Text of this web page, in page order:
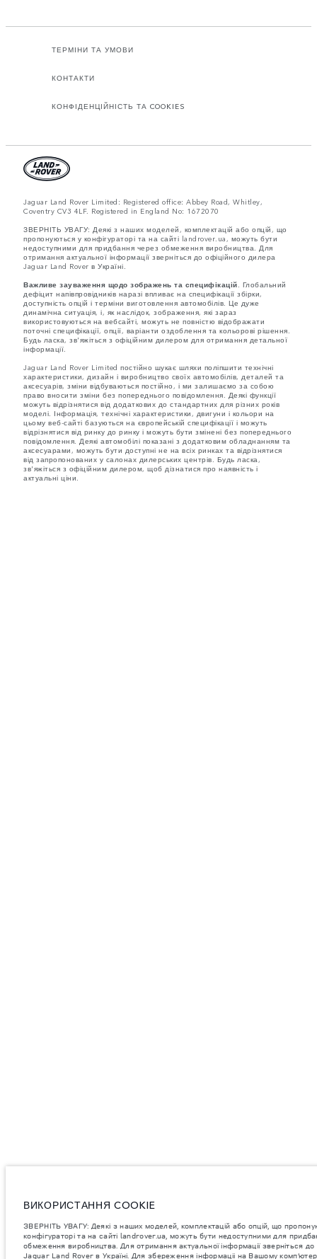
ТЕРМІНИ ТА УМОВИ
КОНТАКТИ
КОНФІДЕНЦІЙНІСТЬ ТА COOKIES
Jaguar Land Rover Limited: Registered office: Abbey Road, Whitley,
Coventry CV3 4LF. Registered in England No: 1672070
ЗВЕРНІТЬ УВАГУ: Деякі з наших моделей, комплектацій або опцій, що
пропонуються у конфігураторі та на сайті landrover.ua, можуть бути
недоступними для придбання через обмеження виробництва. Для
отримання актуальної інформації зверніться до офіційного дилера
Jaguar Land Rover в Україні.
Важливе зауваження щодо зображень та специфікацій. Глобальний
дефіцит напівпровідників наразі впливає на специфікації збірки,
доступність опцій і терміни виготовлення автомобілів. Це дуже
динамічна ситуація, і, як наслідок, зображення, які зараз
використовуються на вебсайті, можуть не повністю відображати
поточні специфікації, опції, варіанти оздоблення та кольорові рішення.
Будь ласка, зв'яжіться з офіційним дилером для отримання детальної
інформації.
Jaguar Land Rover Limited постійно шукає шляхи поліпшити технічні
характеристики, дизайн і виробництво своїх автомобілів, деталей та
аксесуарів, зміни відбуваються постійно, і ми залишаємо за собою
право вносити зміни без попереднього повідомлення. Деякі функції
можуть відрізнятися від додаткових до стандартних для різних років
моделі. Інформація, технічні характеристики, двигуни і кольори на
цьому веб-сайті базуються на європейській специфікації і можуть
відрізнятися від ринку до ринку і можуть бути змінені без попереднього
повідомлення. Деякі автомобілі показані з додатковим обладнанням та
аксесуарами, можуть бути доступні не на всіх ринках та відрізнятися
від запропонованих у салонах дилерських центрів. Будь ласка,
зв'яжіться з офіційним дилером, щоб дізнатися про наявність і
актуальні ціни.
ВИКОРИСТАННЯ COOKIE
ЗВЕРНІТЬ УВАГУ: Деякі з наших моделей, комплектацій або опцій, що
конфігураторі та на сайті landrover.ua, можуть бути недоступними для
обмеження виробництва. Для отримання актуальної інформації зверніться до
Jaguar Land Rover в Україні. Для збереження інформаціі на Вашому